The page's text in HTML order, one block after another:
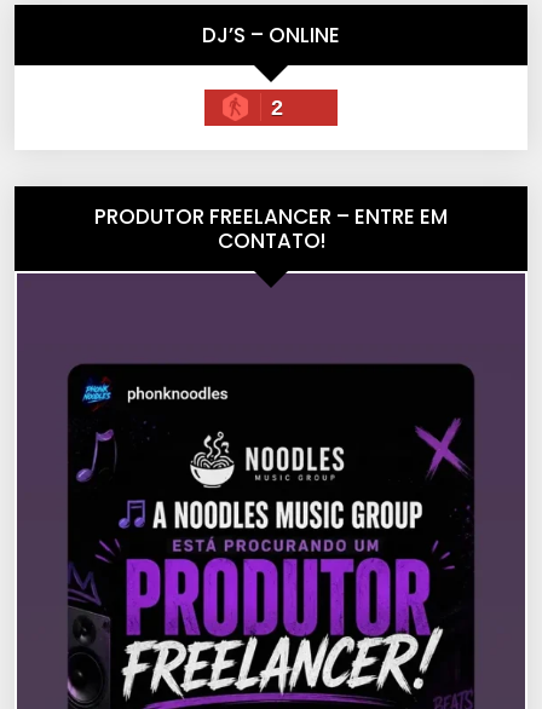
DJ’S – ONLINE
2
PRODUTOR FREELANCER – ENTRE EM
CONTATO!